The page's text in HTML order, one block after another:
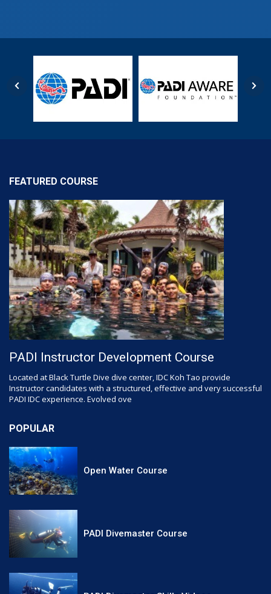
FEATURED COURSE
PADI Instructor Development Course
Located at Black Turtle Dive dive center, IDC Koh Tao provide
Instructor candidates with a structured, effective and very successful
PADI IDC experience. Evolved ove
POPULAR
Open Water Course
PADI Divemaster Course